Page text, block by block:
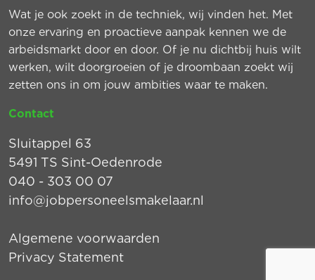
Wat je ook zoekt in de techniek, wij vinden het. Met
onze ervaring en proactieve aanpak kennen we de
arbeidsmarkt door en door. Of je nu dichtbij huis wilt
werken, wilt doorgroeien of je droombaan zoekt wij
zetten ons in om jouw ambities waar te maken.
Contact
Sluitappel 63
5491 TS Sint-Oedenrode
040 - 303 00 07
info@jobpersoneelsmakelaar.nl
Algemene voorwaarden
Privacy Statement